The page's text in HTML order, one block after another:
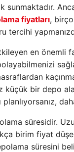
sunmaktadır.
fiyatları,
tercihi
en önemli
küçük bir depo
süresidir.
birim fiyat
süresini